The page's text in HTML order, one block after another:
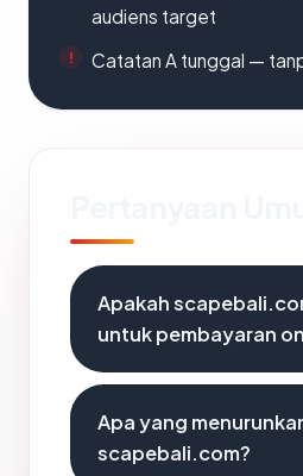
audiens target
Catatan A tunggal —
Apakah
untuk pembayaran
Apa yang
scapebali.com?